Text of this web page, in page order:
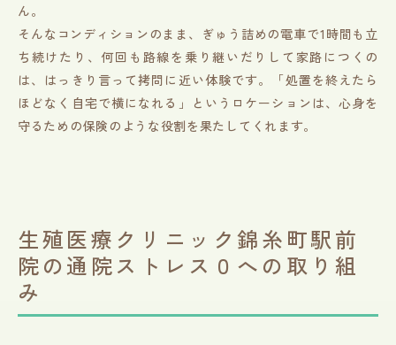
ん。
そんなコンディションのまま、ぎゅう詰めの電車で1時間も立
ち続けたり、何回も路線を乗り継いだりして家路につくの
は、はっきり言って拷問に近い体験です。「処置を終えたら
ほどなく自宅で横になれる」というロケーションは、心身を
守るための保険のような役割を果たしてくれます。
生殖医療クリニック錦糸町駅前
院の通院ストレス０への取り組
み